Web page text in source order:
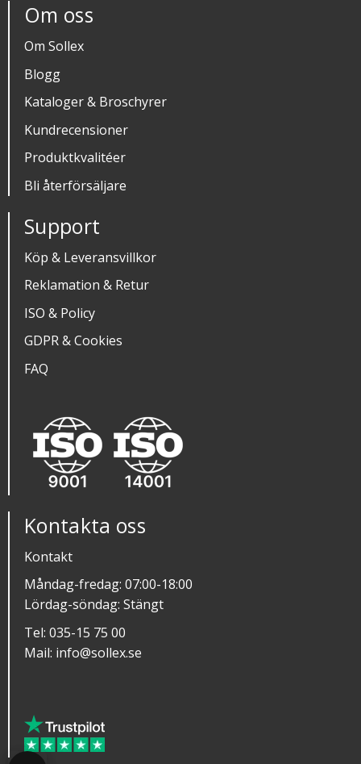
Om oss
Om Sollex
Blogg
Kataloger & Broschyrer
Kundrecensioner
Produktkvalitéer
Bli återförsäljare
Support
Köp & Leveransvillkor
Reklamation & Retur
ISO & Policy
GDPR & Cookies
FAQ
Kontakta oss
Kontakt
Måndag-fredag: 07:00-18:00
Lördag-söndag: Stängt
Tel: 035-15 75 00
Mail: info@sollex.se